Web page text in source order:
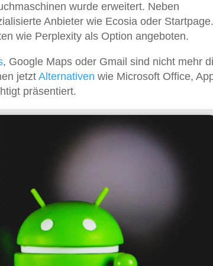
wurde erweitert. Neben
Anbieter wie Ecosia oder
wie Perplexity als Option angeboten.
, Google Maps oder Gmail sind nicht mehr
jetzt Alternativen wie Microsoft Office,
präsentiert.